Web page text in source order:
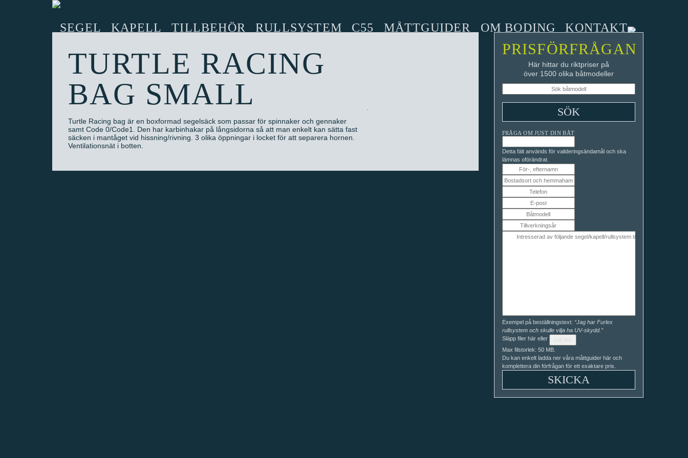
SEGEL KAPELL TILLBEHÖR RULLSYSTEM C55 MÅTTGUIDER OM BODING KONTAKT
TURTLE RACING
BAG SMALL
Turtle Racing bag är en boxformad segelsäck som passar för spinnaker och gennaker
samt Code 0/Code1. Den har karbinhakar på långsidorna så att man enkelt kan sätta fast
säcken i mantåget vid hissning/rivning. 3 olika öppningar i locket för att separera hornen.
Ventilationsnät i botten.
PRISFÖRFRÅGAN
Här hittar du riktpriser på
över 1500 olika båtmodeller
FRÅGA OM JUST DIN BÅT
Detta fält används för valideringsändamål och ska
lämnas oförändrat.
Exempel på beställningstext: “Jag har Furlex
rullsystem och skulle vilja ha UV-skydd.”
Släpp filer här eller
Max filstorlek: 50 MB.
Du kan enkelt ladda ner våra måttguider här och
komplettera din förfrågan för ett exaktare pris.